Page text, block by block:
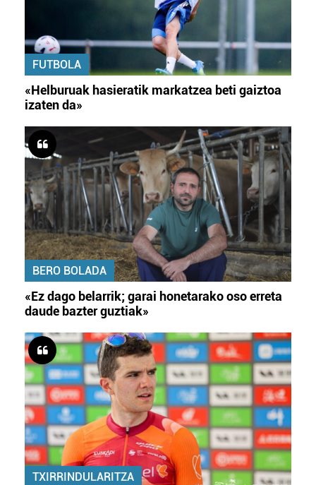
zerbitzuak hobetzeko asmoz, cookie teknologiaz
baliatzen gara. Ohar hau onartuz gero, teknologia hori
erabiltzeko baimen esplizitua ematen diguzu.Gehiago
irakurri
FUTBOLA
«Helburuak hasieratik markatzea beti gaiztoa
izaten da»
BERO BOLADA
«Ez dago belarrik; garai honetarako oso erreta
daude bazter guztiak»
TXIRRINDULARITZA